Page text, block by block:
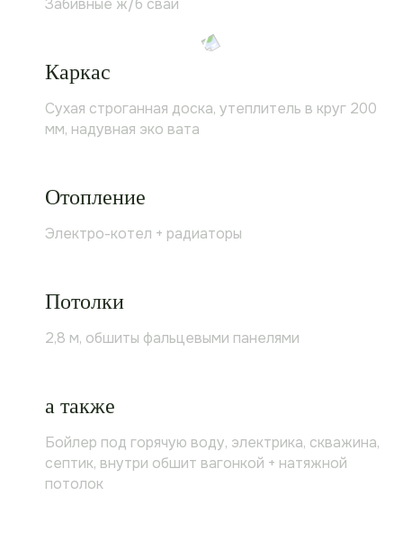
Каркас
Сухая строганная доска, утеплитель в круг 200
мм, надувная эко вата
Отопление
Электро-котел + радиаторы
Потолки
2,8 м, обшиты фальцевыми панелями
а также
Бойлер под горячую воду, электрика, скважина,
септик, внутри обшит вагонкой + натяжной
потолок